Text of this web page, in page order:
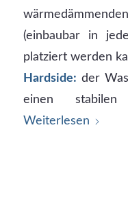
(einbaubar in
platziert werden
Hardside: der
einen stabilen
Weiterlesen